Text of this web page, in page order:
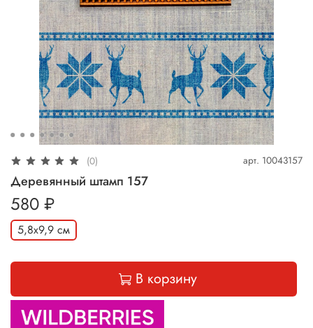
(0) арт. 10043157
Деревянный штамп 157
580 ₽
5,8х9,9 см
В корзину